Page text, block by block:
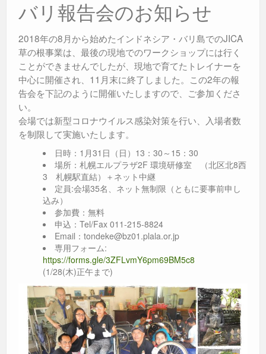
バリ報告会のお知らせ
2018年の8月から始めたインドネシア・バリ島でのJICA
草の根事業は、最後の現地でのワークショップには行く
ことができませんでしたが、現地で育てたトレイナーを
中心に開催され、11月末に終了しました。この2年の報
告会を下記のように開催いたしますので、ご参加くださ
い。
会場では新型コロナウイルス感染対策を行い、入場者数
を制限して実施いたします。
日時：1月31日（日）13：30～15：30
場所：札幌エルプラザ2F 環境研修室 （北区北8西
3 札幌駅直結）＋ネット中継
定員:会場35名、ネット無制限（ともに要事前申し
込み）
参加費：無料
申込：Tel/Fax 011-215-8824
Email：tondeke@bz01.plala.or.jp
専用フォーム:
https://forms.gle/3ZFLvmY6pm69BM5c8
(1/28(木)正午まで)